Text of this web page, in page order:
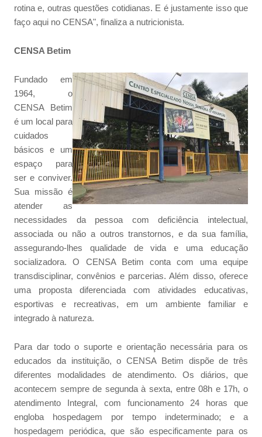
rotina e, outras questões cotidianas. E é justamente isso que
faço aqui no CENSA", finaliza a nutricionista.
CENSA Betim
Fundado em
1964, o
CENSA Betim
é um local para
cuidados
básicos e um
espaço para
ser e conviver.
Sua missão é
atender as
necessidades da pessoa com deficiência intelectual,
associada ou não a outros transtornos, e da sua família,
assegurando-lhes qualidade de vida e uma educação
socializadora. O CENSA Betim conta com uma equipe
transdisciplinar, convênios e parcerias. Além disso, oferece
uma proposta diferenciada com atividades educativas,
esportivas e recreativas, em um ambiente familiar e
integrado à natureza.
Para dar todo o suporte e orientação necessária para os
educados da instituição, o CENSA Betim dispõe de três
diferentes modalidades de atendimento. Os diários, que
acontecem sempre de segunda à sexta, entre 08h e 17h, o
atendimento Integral, com funcionamento 24 horas que
engloba hospedagem por tempo indeterminado; e a
hospedagem periódica, que são especificamente para os